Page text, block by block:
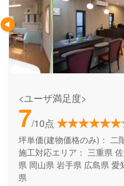
<ユーザ満足度>
7/10点
坪単価(建物価格のみ)： 二
施工対応エリア： 三重県
県 岡山県 岩手県 広島県 愛
県